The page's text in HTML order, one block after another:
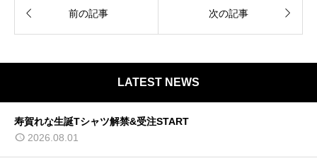
 前の記事 次の記事 
LATEST NEWS
寿賀れな生誕Tシャツ解禁&受注START
2026.08.01